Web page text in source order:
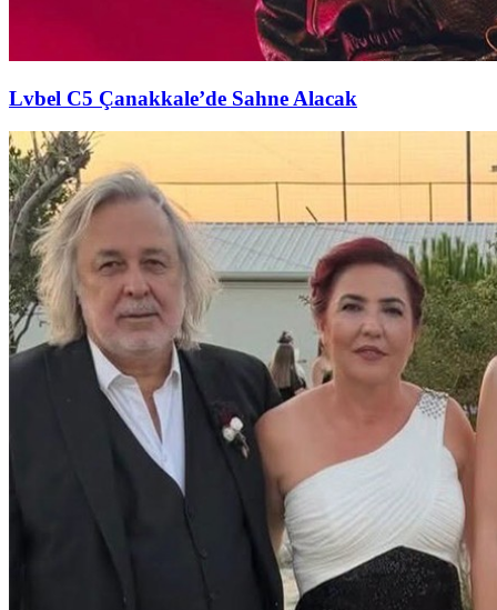
Lvbel C5 Çanakkale’de Sahne Alacak